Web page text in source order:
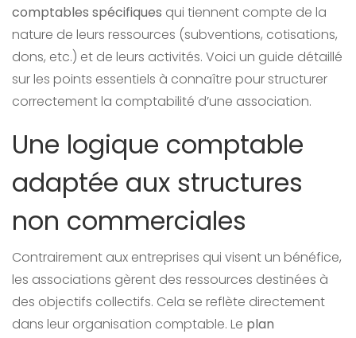
comptables spécifiques qui tiennent compte de la
nature de leurs ressources (subventions, cotisations,
dons, etc.) et de leurs activités. Voici un guide détaillé
sur les points essentiels à connaître pour structurer
correctement la comptabilité d’une association.
Une logique comptable
adaptée aux structures
non commerciales
Contrairement aux entreprises qui visent un bénéfice,
les associations gèrent des ressources destinées à
des objectifs collectifs. Cela se reflète directement
dans leur organisation comptable. Le plan